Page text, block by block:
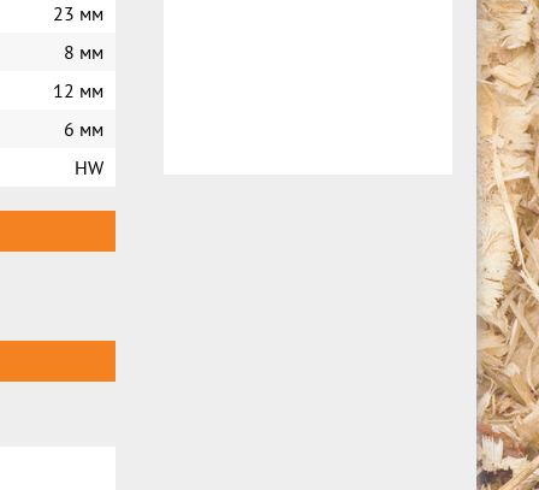
23 мм
8 мм
12 мм
6 мм
HW